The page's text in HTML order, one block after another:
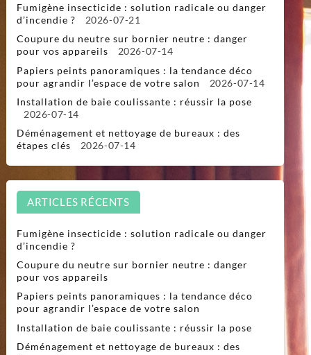
Fumigène insecticide : solution radicale ou danger
d’incendie ?
2026-07-21
Coupure du neutre sur bornier neutre : danger
pour vos appareils
2026-07-14
Papiers peints panoramiques : la tendance déco
pour agrandir l’espace de votre salon
2026-07-14
Installation de baie coulissante : réussir la pose
2026-07-14
Déménagement et nettoyage de bureaux : des
étapes clés
2026-07-14
ARTICLES RÉCENTS
Fumigène insecticide : solution radicale ou danger
d’incendie ?
Coupure du neutre sur bornier neutre : danger
pour vos appareils
Papiers peints panoramiques : la tendance déco
pour agrandir l’espace de votre salon
Installation de baie coulissante : réussir la pose
Déménagement et nettoyage de bureaux : des